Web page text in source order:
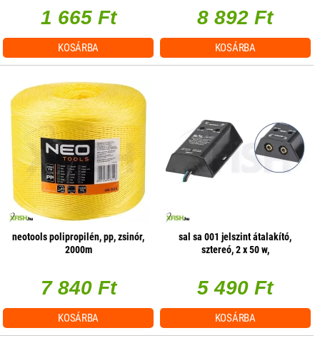
1 665 Ft
KOSÁRBA
8 892 Ft
KOSÁRBA
neotools polipropilén, pp, zsinór,
2000m
7 840 Ft
KOSÁRBA
sal sa 001 jelszint átalakító,
sztereó, 2 x 50 w,
5 490 Ft
KOSÁRBA